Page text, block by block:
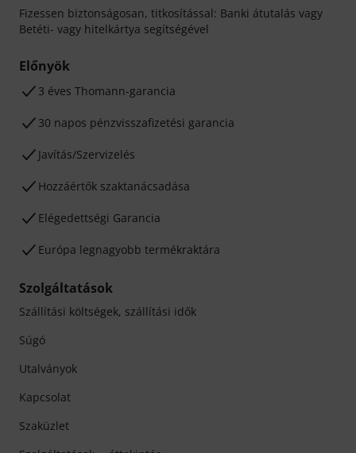
Fizessen biztonságosan, titkosítással: Banki átutalás vagy
Betéti- vagy hitelkártya segítségével
Előnyök
3 éves Thomann-garancia
30 napos pénzvisszafizetési garancia
Javítás/Szervizelés
Hozzáértők szaktanácsadása
Elégedettségi Garancia
Európa legnagyobb termékraktára
Szolgáltatások
Szállítási költségek, szállítási idők
Súgó
Utalványok
Kapcsolat
Szaküzlet